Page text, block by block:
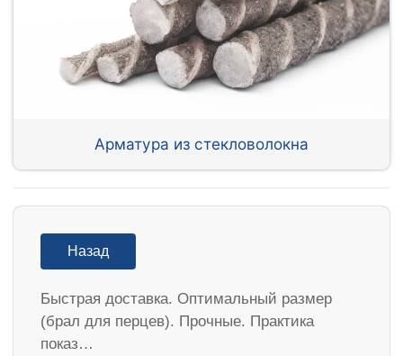
Арматура из стекловолокна
Назад
Быстрая доставка. Оптимальный размер
(брал для перцев). Прочные. Практика
показ…